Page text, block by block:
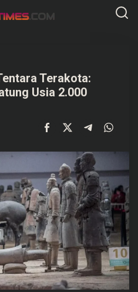
Terakota:
Usia 2.000